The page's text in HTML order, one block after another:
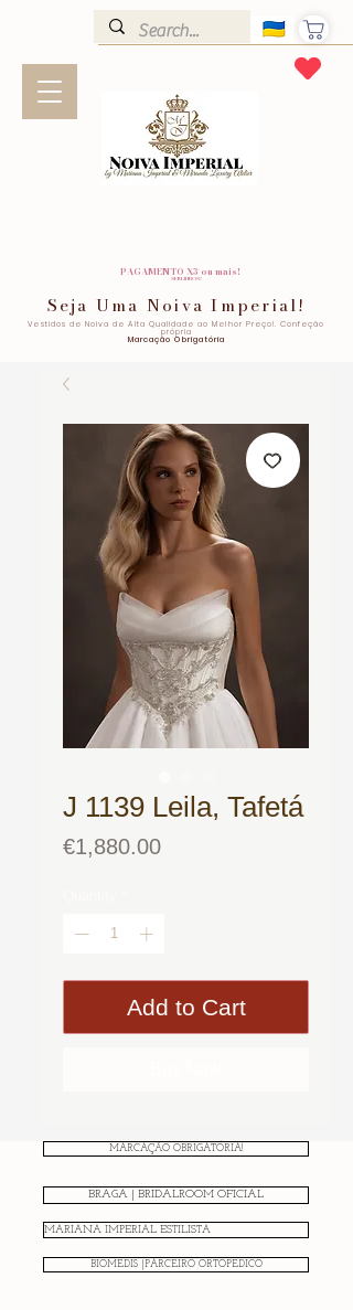
PAGAMENTO X3 ou mais!
SEM JUROS!
Seja Uma Noiva Imperial!
Vestidos de Noiva de Alta Qualidade ao Melhor Preço!. Confeção
própria
Marcação Obrigatória
J 1139 Leila, Tafetá
€1,880.00Price
Add to Cart
MARCAÇÃO OBRIGATÓRIA!
BRAGA | BRIDALROOM OFICIAL
MARIANA IMPERIAL ESTILISTA
BIOMEDIS |PARCEIRO ORTOPÉDICO